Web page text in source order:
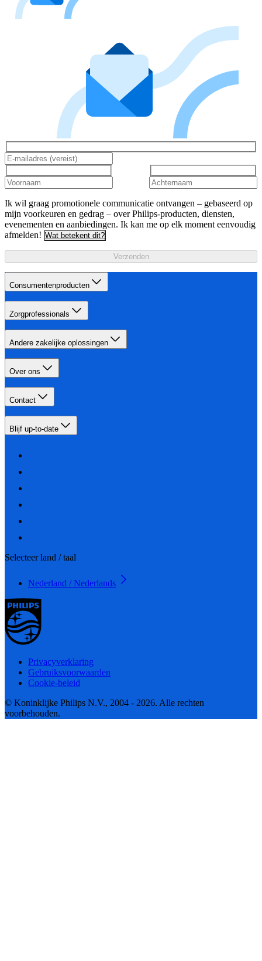
Ik wil graag promotionele communicatie ontvangen – gebaseerd op
mijn voorkeuren en gedrag – over Philips-producten, diensten,
evenementen en aanbiedingen. Ik kan me op elk moment eenvoudig
afmelden! Wat betekent dit?
Verzenden
Consumentenproducten
Zorgprofessionals
Andere zakelijke oplossingen
Over ons
Contact
Blijf up-to-date
Selecteer land / taal
Nederland / Nederlands
Privacyverklaring
Gebruiksvoorwaarden
Cookie-beleid
© Koninklijke Philips N.V., 2004 - 2026. Alle rechten
voorbehouden.